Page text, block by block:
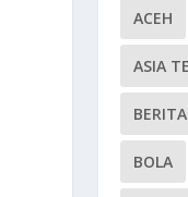
ACEH
ASIA
BOLA